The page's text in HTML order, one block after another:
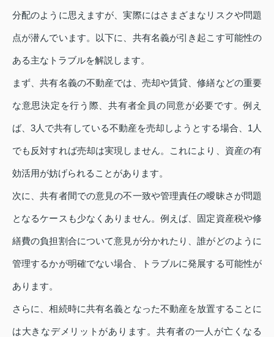
分配のように思えますが、実際にはさまざまなリスクや問題
点が潜んでいます。以下に、共有名義が引き起こす可能性の
ある主なトラブルを解説します。
まず、共有名義の不動産では、売却や賃貸、修繕などの重要
な意思決定を行う際、共有者全員の同意が必要です。例え
ば、3人で共有している不動産を売却しようとする場合、1人
でも反対すれば売却は実現しません。これにより、資産の有
効活用が妨げられることがあります。
次に、共有者間での意見の不一致や管理責任の曖昧さが問題
となるケースも少なくありません。例えば、固定資産税や修
繕費の負担割合について意見が分かれたり、誰がどのように
管理するかが明確でない場合、トラブルに発展する可能性が
あります。
さらに、相続時に共有名義となった不動産を放置することに
は大きなデメリットがあります。共有者の一人が亡くなる